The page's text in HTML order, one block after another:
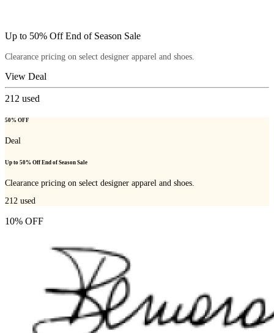
Up to 50% Off End of Season Sale
Clearance pricing on select designer apparel and shoes.
View Deal
212 used
50% OFF
Deal
Up to 50% Off End of Season Sale
Clearance pricing on select designer apparel and shoes.
212 used
10% OFF